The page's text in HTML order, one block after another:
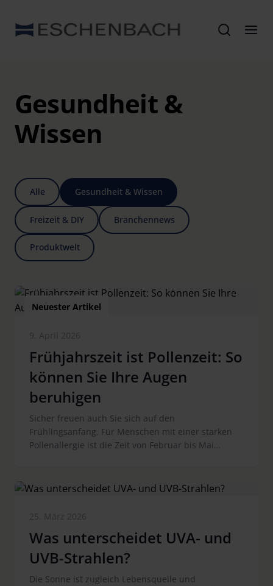
Gesundheit &
Wissen
Alle Gesundheit & Wissen
Freizeit & DIY Branchennews
Produktwelt
Neuester Artikel
9. April 2026
Frühjahrszeit ist Pollenzeit: So
können Sie Ihre Augen
beruhigen
Sicher freuen auch Sie sich auf den
Frühlingsanfang. Für Menschen mit einer starken
Pollenallergie ist die Zeit von Februar bis Mai
und Esche, aber auch von Gräsern und Kräutern,
Allergikern sind in dieser Zeit stark gereizt. Wir
beruhigen können und so entspannt durch die
Pollenzeit kommen.
25. März 2026
Was unterscheidet UVA- und
UVB-Strahlen?
Die Sonne ist zugleich Lebensquelle und